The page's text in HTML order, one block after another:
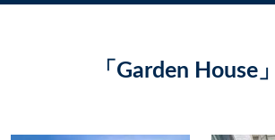
「Garden House」